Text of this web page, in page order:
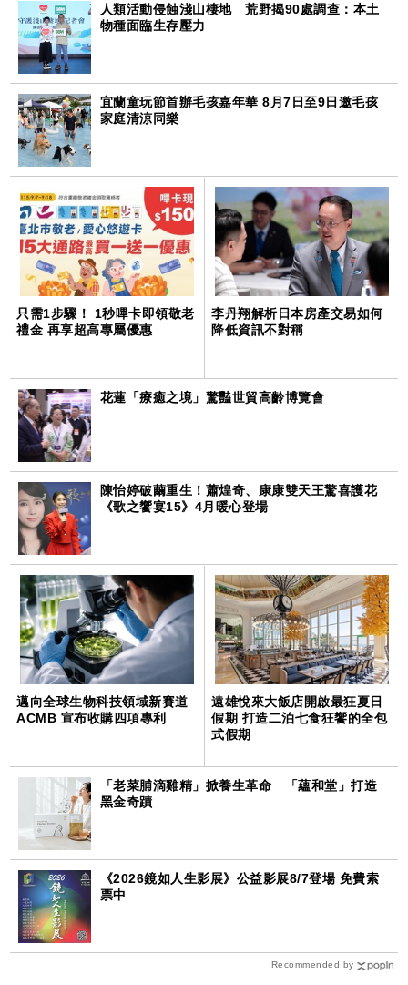
人類活動侵蝕淺山棲地 荒野揭90處調查：本土
物種面臨生存壓力
宜蘭童玩節首辦毛孩嘉年華 8月7日至9日邀毛孩
家庭清涼同樂
只需1步驟！ 1秒嗶卡即領敬老
禮金 再享超高專屬優惠
李丹翔解析日本房產交易如何
降低資訊不對稱
花蓮「療癒之境」驚豔世貿高齡博覽會
陳怡婷破繭重生！蕭煌奇、康康雙天王驚喜護花
《歌之饗宴15》4月暖心登場
邁向全球生物科技領域新賽道
ACMB 宣布收購四項專利
遠雄悅來大飯店開啟最狂夏日
假期 打造二泊七食狂饗的全包
式假期
「老菜脯滴雞精」掀養生革命 「蘊和堂」打造
黑金奇蹟
《2026鏡如人生影展》公益影展8/7登場 免費索
票中
Recommended by